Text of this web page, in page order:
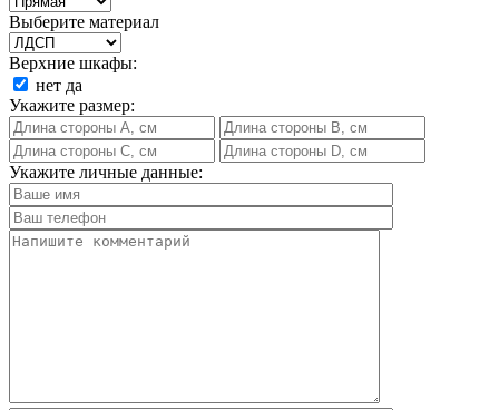
Выберите материал
Верхние шкафы:
нет да
Укажите размер:
Укажите личные данные: